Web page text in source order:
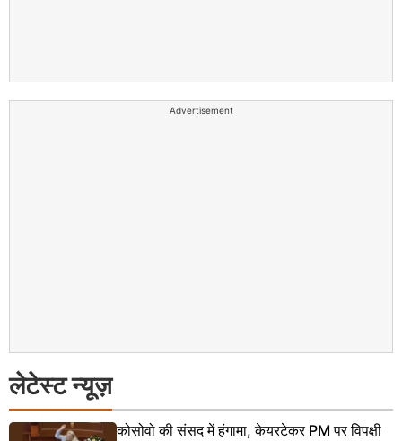
Advertisement
लेटेस्ट न्यूज़
कोसोवो की संसद में हंगामा, केयरटेकर PM पर विपक्षी